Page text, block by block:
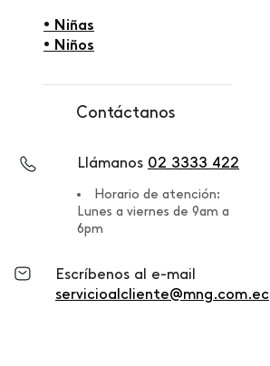
• Niñas
• Niños
Contáctanos
Llámanos 02 3333 422
Horario de atención:
Lunes a viernes de 9am a
6pm
Escríbenos al e-mail
servicioalcliente@mng.com.ec